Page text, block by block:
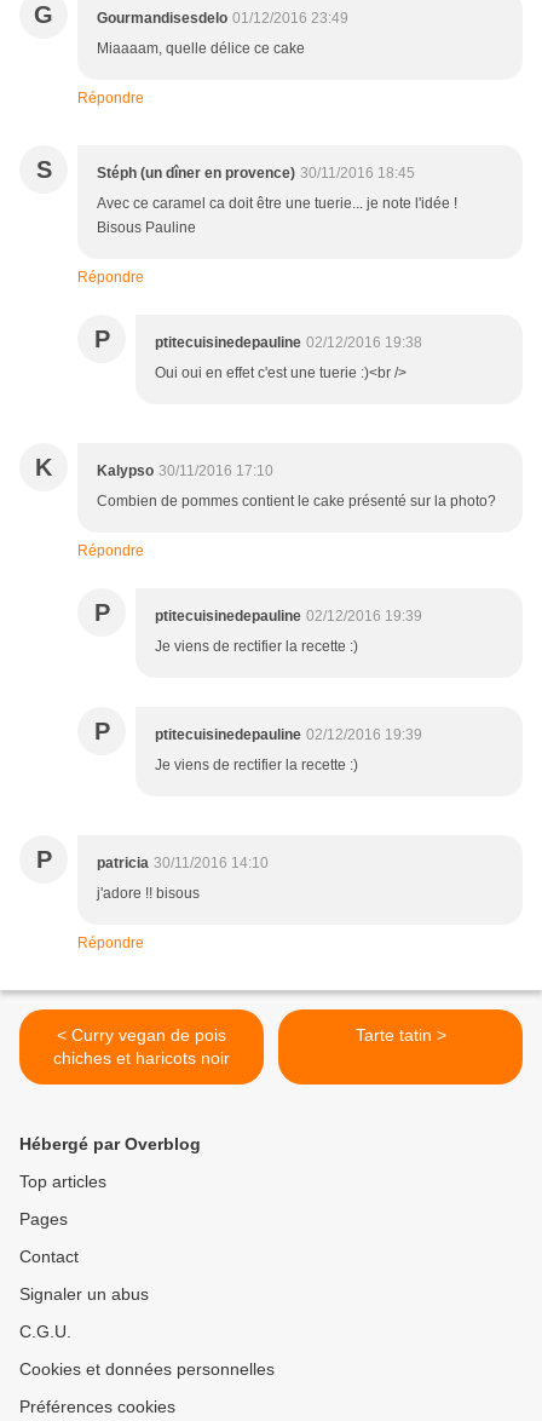
G Gourmandisesdelo 01/12/2016 23:49
Miaaaam, quelle délice ce cake
Répondre
S Stéph (un dîner en provence) 30/11/2016 18:45
Avec ce caramel ca doit être une tuerie... je note l'idée !
Bisous Pauline
Répondre
P ptitecuisinedepauline 02/12/2016 19:38
Oui oui en effet c'est une tuerie :)<br />
K Kalypso 30/11/2016 17:10
Combien de pommes contient le cake présenté sur la photo?
Répondre
P ptitecuisinedepauline 02/12/2016 19:39
Je viens de rectifier la recette :)
P ptitecuisinedepauline 02/12/2016 19:39
Je viens de rectifier la recette :)
P patricia 30/11/2016 14:10
j'adore !! bisous
Répondre
< Curry vegan de pois
chiches et haricots noir
Tarte tatin >
Hébergé par Overblog
Top articles
Pages
Contact
Signaler un abus
C.G.U.
Cookies et données personnelles
Préférences cookies